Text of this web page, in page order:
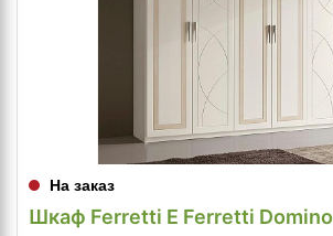
На заказ
Шкаф Ferretti E Ferretti Domino